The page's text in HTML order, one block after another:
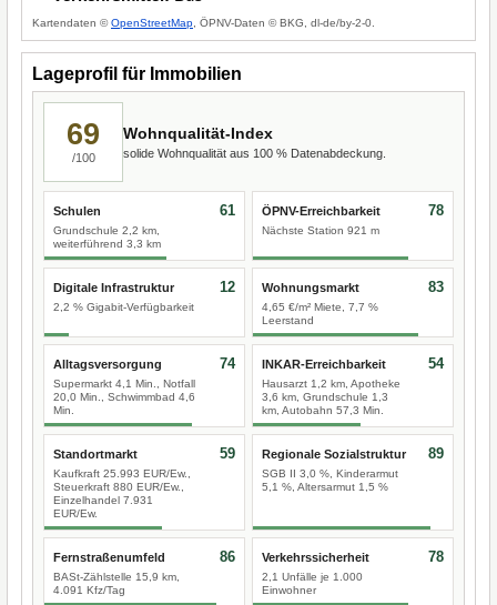
Kartendaten ©OpenStreetMap , ÖPNV-Daten © BKG, dl-de/by-2-0.
Lageprofil für Immobilien
69
/100
Wohnqualität-Index
solide Wohnqualität aus 100 % Datenabdeckung.
Schulen
Grundschule 2,2 km,
weiterführend 3,3 km
61 ÖPNV-Erreichbarkeit
Nächste Station 921 m
78
Digitale Infrastruktur
2,2 % Gigabit-Verfügbarkeit
12 Wohnungsmarkt
4,65 €/m² Miete, 7,7 %
Leerstand
83
Alltagsversorgung
Supermarkt 4,1 Min., Notfall
20,0 Min., Schwimmbad 4,6
Min.
74 INKAR-Erreichbarkeit
Hausarzt 1,2 km, Apotheke
3,6 km, Grundschule 1,3
km, Autobahn 57,3 Min.
54
Standortmarkt
Kaufkraft 25.993 EUR/Ew.,
Steuerkraft 880 EUR/Ew.,
Einzelhandel 7.931
EUR/Ew.
59 Regionale Sozialstruktur
SGB II 3,0 %, Kinderarmut
5,1 %, Altersarmut 1,5 %
89
Fernstraßenumfeld
BASt-Zählstelle 15,9 km,
4.091 Kfz/Tag
86 Verkehrssicherheit
2,1 Unfälle je 1.000
Einwohner
78